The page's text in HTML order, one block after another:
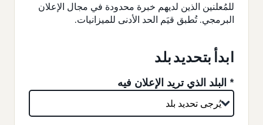
للمُعلنين الذين لديهم خبرة محدودة في مجال الإعلان
البرمجي. تُطبق قيَم الحد الأدنى للميزانيات.
ابدأ بتحديد بلد
* البلد الذي تريد الإعلان فيه